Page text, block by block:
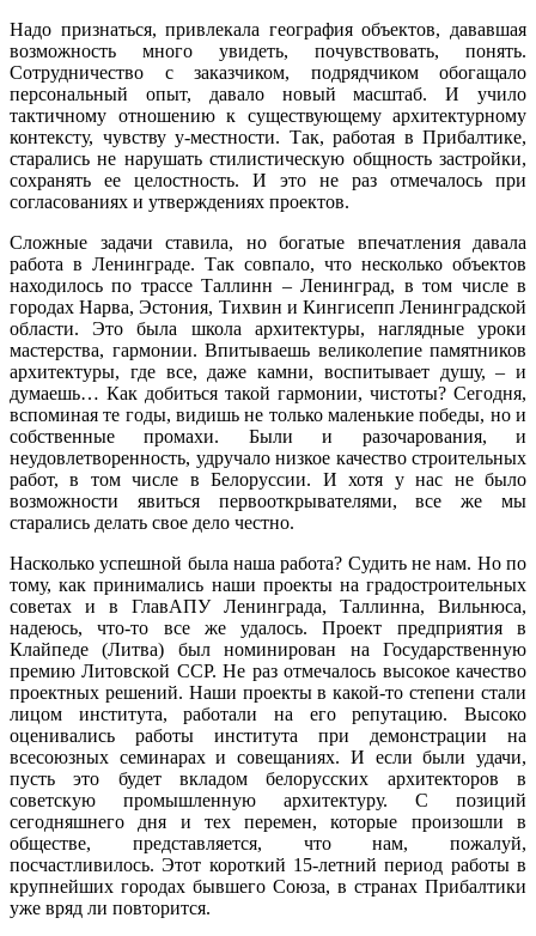
Надо признаться, привлекала география объектов, дававшая
возможность много увидеть, почувствовать, понять.
Сотрудничество с заказчиком, подрядчиком обогащало
персональный опыт, давало новый масштаб. И учило
тактичному отношению к существующему архитектурному
контексту, чувству у-местности. Так, работая в Прибалтике,
старались не нарушать стилистическую общность застройки,
сохранять ее целостность. И это не раз отмечалось при
согласованиях и утверждениях проектов.
Сложные задачи ставила, но богатые впечатления давала
работа в Ленинграде. Так совпало, что несколько объектов
находилось по трассе Таллинн – Ленинград, в том числе в
городах Нарва, Эстония, Тихвин и Кингисепп Ленинградской
области. Это была школа архитектуры, наглядные уроки
мастерства, гармонии. Впитываешь великолепие памятников
архитектуры, где все, даже камни, воспитывает душу, – и
думаешь… Как добиться такой гармонии, чистоты? Сегодня,
вспоминая те годы, видишь не только маленькие победы, но и
собственные промахи. Были и разочарования, и
неудовлетворенность, удручало низкое качество строительных
работ, в том числе в Белоруссии. И хотя у нас не было
возможности явиться первооткрывателями, все же мы
старались делать свое дело честно.
Насколько успешной была наша работа? Судить не нам. Но по
тому, как принимались наши проекты на градостроительных
советах и в ГлавАПУ Ленинграда, Таллинна, Вильнюса,
надеюсь, что-то все же удалось. Проект предприятия в
Клайпеде (Литва) был номинирован на Государственную
премию Литовской ССР. Не раз отмечалось высокое качество
проектных решений. Наши проекты в какой-то степени стали
лицом института, работали на его репутацию. Высоко
оценивались работы института при демонстрации на
всесоюзных семинарах и совещаниях. И если были удачи,
пусть это будет вкладом белорусских архитекторов в
советскую промышленную архитектуру. С позиций
сегодняшнего дня и тех перемен, которые произошли в
обществе, представляется, что нам, пожалуй,
посчастливилось. Этот короткий 15-летний период работы в
крупнейших городах бывшего Союза, в странах Прибалтики
уже вряд ли повторится.